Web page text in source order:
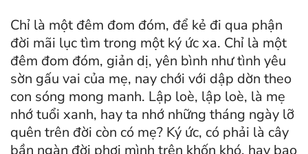
Chỉ là một đêm đom đóm, để kẻ đi qua phận
đời mãi lục tìm trong một ký ức xa. Chỉ là một
đêm đom đóm, giản dị, yên bình như tình yêu
sờn gấu vai của mẹ, nay chới với dập dờn theo
con sóng mong manh. Lập loè, lập loè, là mẹ
nhớ tuổi xanh, hay ta nhớ những tháng ngày lỡ
quên trên đời còn có mẹ? Ký ức, có phải là cây
bần ngàn đời phơi mình trên khốn khó, hay bao